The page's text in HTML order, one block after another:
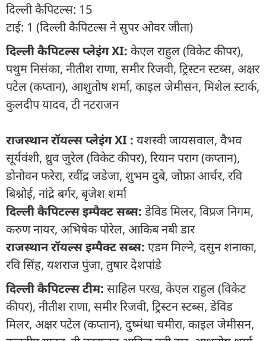
दिल्ली कैपिटल्स: 15
टाई: 1 (दिल्ली कैपिटल्स ने सुपर ओवर जीता)
दिल्ली कैपिटल्स प्लेइंग XI: केएल राहुल (विकेट कीपर),
पथुम निसंका, नीतीश राणा, समीर रिजवी, ट्रिस्टन स्टब्स, अक्षर
पटेल (कप्तान), आशुतोष शर्मा, काइल जेमीसन, मिशेल स्टार्क,
कुलदीप यादव, टी नटराजन
राजस्थान रॉयल्स प्लेइंग XI : यशस्वी जायसवाल, वैभव
सूर्यवंशी, ध्रुव जुरेल (विकेट कीपर), रियान पराग (कप्तान),
डोनोवन फरेरा, रवींद्र जडेजा, शुभम दुबे, जोफ्रा आर्चर, रवि
बिश्नोई, नांद्रे बर्गर, बृजेश शर्मा
दिल्ली कैपिटल्स इम्पैक्ट सब्स:डेविड मिलर, विप्रज निगम,
करुण नायर, अभिषेक पोरेल, आकिब नबी डार
राजस्थान रॉयल्स इम्पैक्ट सब्स: एडम मिल्ने, दसुन शनाका,
रवि सिंह, यशराज पुंजा, तुषार देशपांडे
दिल्ली कैपिटल्स टीम: साहिल परख, केएल राहुल (विकेट
कीपर), नीतीश राणा, समीर रिजवी, ट्रिस्टन स्टब्स, डेविड
मिलर, अक्षर पटेल (कप्तान), दुष्मंथा चमीरा, काइल जेमीसन,